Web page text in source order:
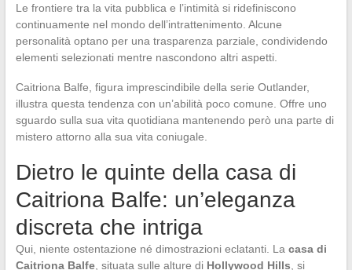
Le frontiere tra la vita pubblica e l’intimità si ridefiniscono
continuamente nel mondo dell’intrattenimento. Alcune
personalità optano per una trasparenza parziale, condividendo
elementi selezionati mentre nascondono altri aspetti.
Caitriona Balfe, figura imprescindibile della serie Outlander,
illustra questa tendenza con un’abilità poco comune. Offre uno
sguardo sulla sua vita quotidiana mantenendo però una parte di
mistero attorno alla sua vita coniugale.
Dietro le quinte della casa di
Caitriona Balfe: un’eleganza
discreta che intriga
Qui, niente ostentazione né dimostrazioni eclatanti. La casa di
Caitriona Balfe, situata sulle alture di Hollywood Hills , si